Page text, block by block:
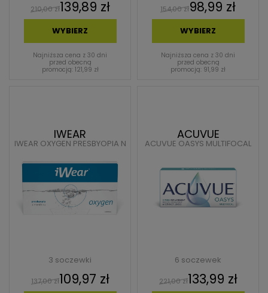
210,00 zł139,89 zł
WYBIERZ
Najniższa cena z 30 dni
przed obecną
promocją: 121,99 zł
154,00 zł98,99 zł
WYBIERZ
Najniższa cena z 30 dni
przed obecną
promocją: 91,99 zł
IWEAR
IWEAR OXYGEN PRESBYOPIA N
3 soczewki
137,00 zł109,97 zł
ACUVUE
ACUVUE OASYS MULTIFOCAL
6 soczewek
221,00 zł133,99 zł